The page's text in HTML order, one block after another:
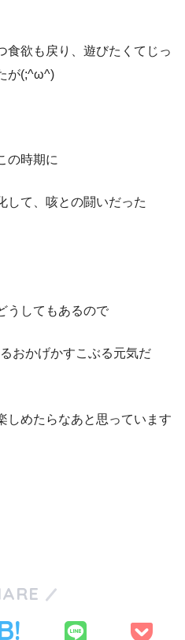
食欲も戻り、遊びたくてじっ
が(;^ω^)
の時期に
して、咳との闘いだった
うしてもあるので
おかげかすこぶる元気だ
しめたらなあと思っています